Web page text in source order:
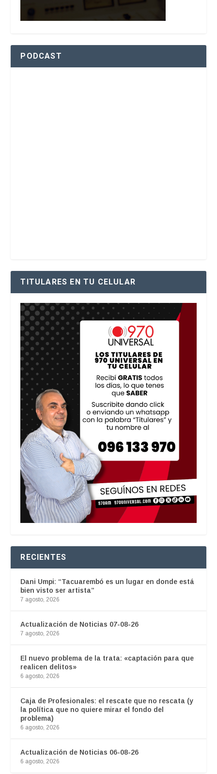
PODCAST
TITULARES EN TU CELULAR
RECIENTES
Dani Umpi: “Tacuarembó es un lugar en donde está
bien visto ser artista”
7 agosto, 2026
Actualización de Noticias 07-08-26
7 agosto, 2026
El nuevo problema de la trata: «captación para que
realicen delitos»
6 agosto, 2026
Caja de Profesionales: el rescate que no rescata (y
la política que no quiere mirar el fondo del
problema)
6 agosto, 2026
Actualización de Noticias 06-08-26
6 agosto, 2026